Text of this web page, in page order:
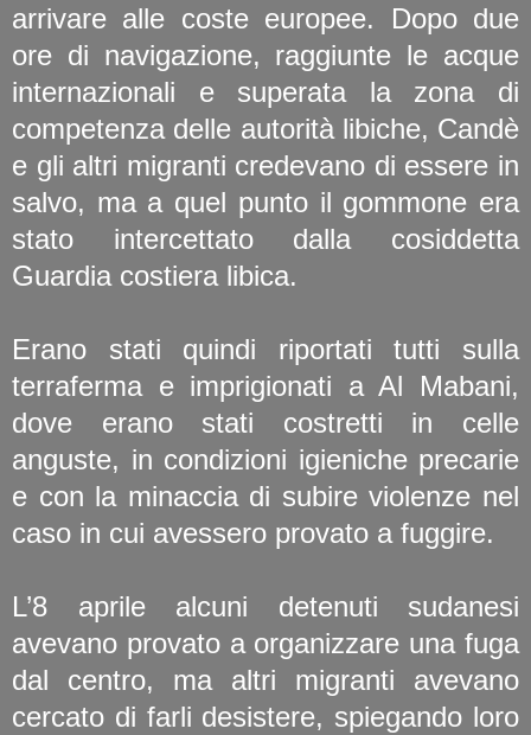
arrivare alle coste europee. Dopo due
ore di navigazione, raggiunte le acque
internazionali e superata la zona di
competenza delle autorità libiche, Candè
e gli altri migranti credevano di essere in
salvo, ma a quel punto il gommone era
stato intercettato dalla cosiddetta
Guardia costiera libica.
Erano stati quindi riportati tutti sulla
terraferma e imprigionati a Al Mabani,
dove erano stati costretti in celle
anguste, in condizioni igieniche precarie
e con la minaccia di subire violenze nel
caso in cui avessero provato a fuggire.
L’8 aprile alcuni detenuti sudanesi
avevano provato a organizzare una fuga
dal centro, ma altri migranti avevano
cercato di farli desistere, spiegando loro